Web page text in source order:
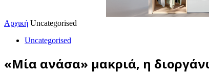
Αρχική Uncategorised
Uncategorised
«Μία ανάσα» μακριά, η